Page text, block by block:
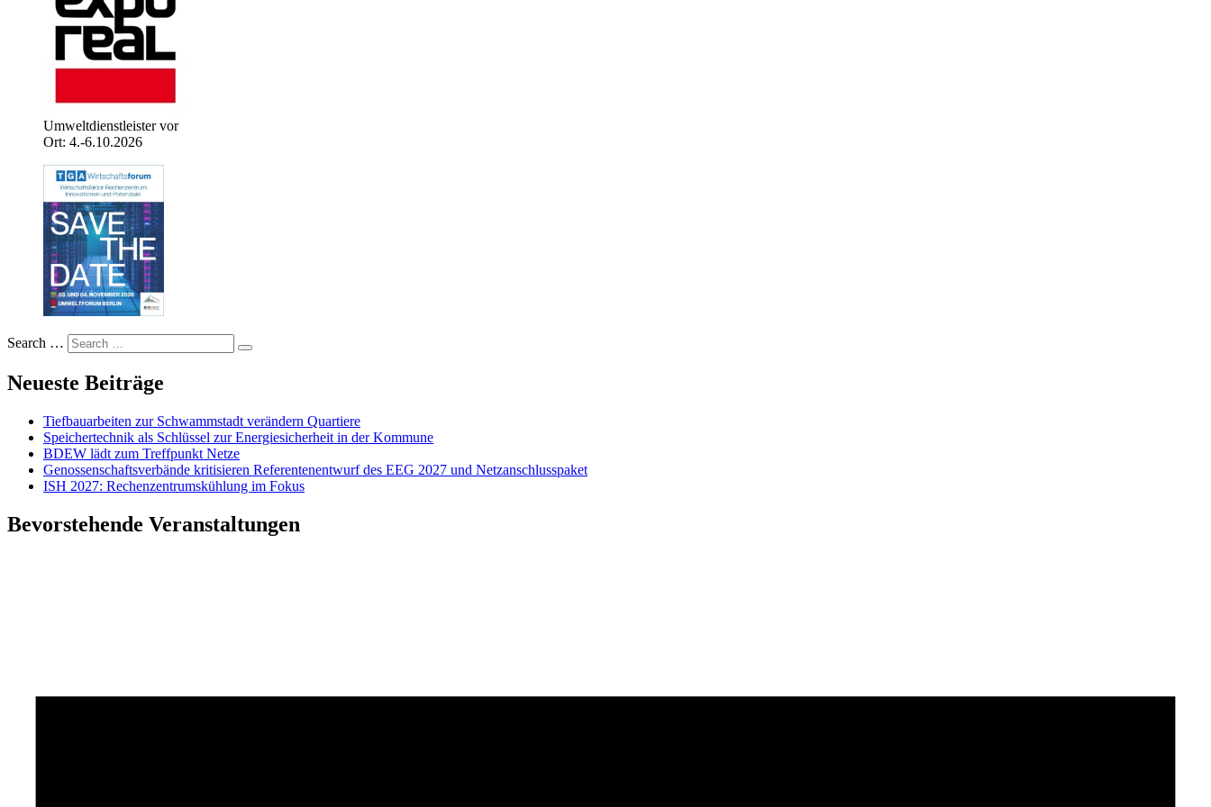
Umweltdienstleister vor
Ort: 4.-6.10.2026
Search …
Neueste Beiträge
Tiefbauarbeiten zur Schwammstadt verändern Quartiere
Speichertechnik als Schlüssel zur Energiesicherheit in der Kommune
BDEW lädt zum Treffpunkt Netze
Genossenschaftsverbände kritisieren Referentenentwurf des EEG 2027 und Netzanschlusspaket
ISH 2027: Rechenzentrumskühlung im Fokus
Bevorstehende Veranstaltungen